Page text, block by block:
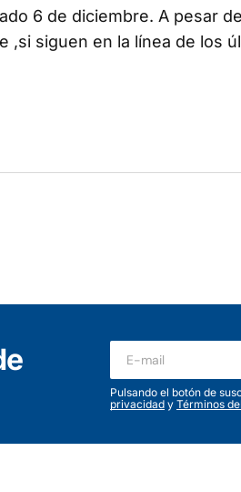
6 de diciembre. A pesar
,si siguen en la línea de los
Pulsando el botón de
privacidad y Términos